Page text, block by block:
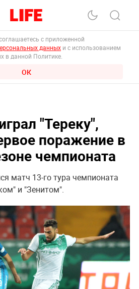
с приложенной
данных и с использованием
в данной Политике.
ОК
"Тереку",
поражение в
чемпионата
матч 13-го тура чемпионата
и "Зенитом".